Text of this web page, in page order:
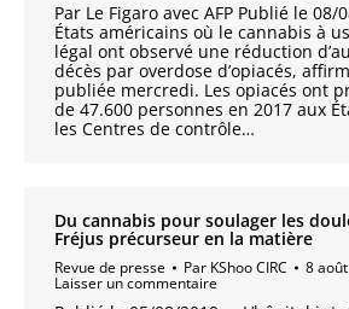
Par Le Figaro avec AFP Publié le
États américains où le cannabis à
légal ont observé une réduction
décès par overdose d’opiacés,
publiée mercredi. Les opiacés ont
de 47.600 personnes en 2017 aux
les Centres de contrôle…
Du cannabis pour soulager les
Fréjus précurseur en la matière
Revue de presse Par KShoo CIRC 8
Laisser un commentaire